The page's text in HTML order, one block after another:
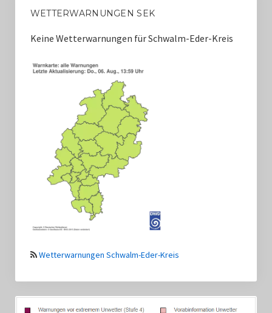
WETTERWARNUNGEN SEK
Keine Wetterwarnungen für Schwalm-Eder-Kreis
Wetterwarnungen Schwalm-Eder-Kreis